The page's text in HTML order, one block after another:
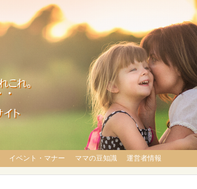
イベント・マナー ママの豆知識 運営者情報